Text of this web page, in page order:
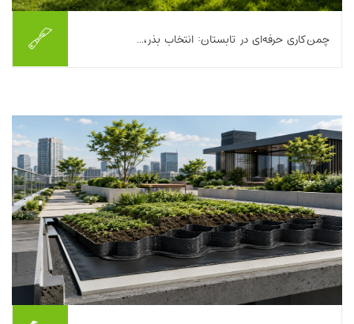
تابستان برای خیلی‌ها فصل لذت بردن از حیاط، ویلای سبز یا محوطه
بیشتر بخوانیم ...
چمن‌کاری حرفه‌ای در تابستان: انتخاب بذر،...